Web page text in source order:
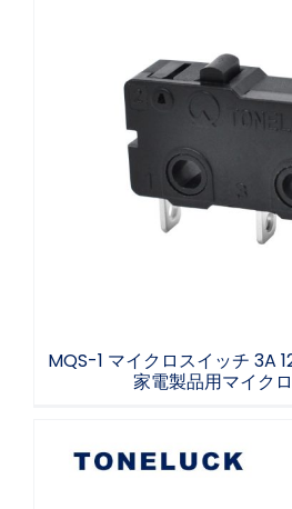
MQS-1 マイクロスイッ
40T85 5E4 家電製品用マ
MQS-1 マイクロスイッチ 3A
家電製品用マイク